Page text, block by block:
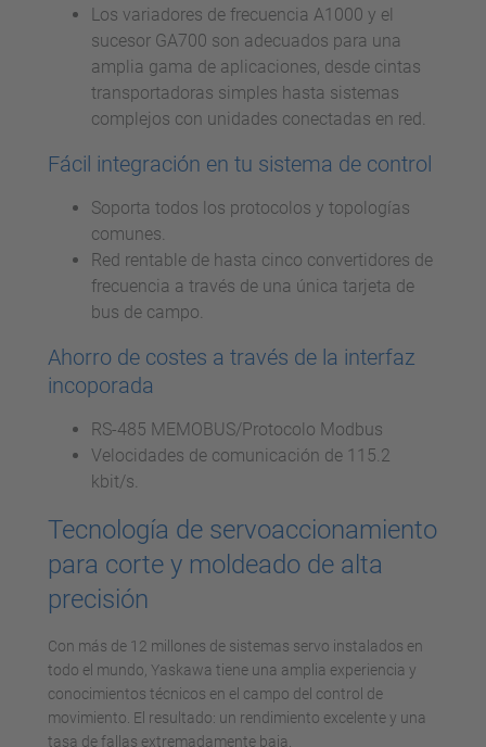
Los variadores de frecuencia A1000 y el
sucesor GA700 son adecuados para una
amplia gama de aplicaciones, desde cintas
transportadoras simples hasta sistemas
complejos con unidades conectadas en red.
Fácil integración en tu sistema de control
Soporta todos los protocolos y topologías
comunes.
Red rentable de hasta cinco convertidores de
frecuencia a través de una única tarjeta de
bus de campo.
Ahorro de costes a través de la interfaz
incoporada
RS-485 MEMOBUS/Protocolo Modbus
Velocidades de comunicación de 115.2
kbit/s.
Tecnología de servoaccionamiento
para corte y moldeado de alta
precisión
Con más de 12 millones de sistemas servo instalados en
todo el mundo, Yaskawa tiene una amplia experiencia y
conocimientos técnicos en el campo del control de
movimiento. El resultado: un rendimiento excelente y una
tasa de fallas extremadamente baja.